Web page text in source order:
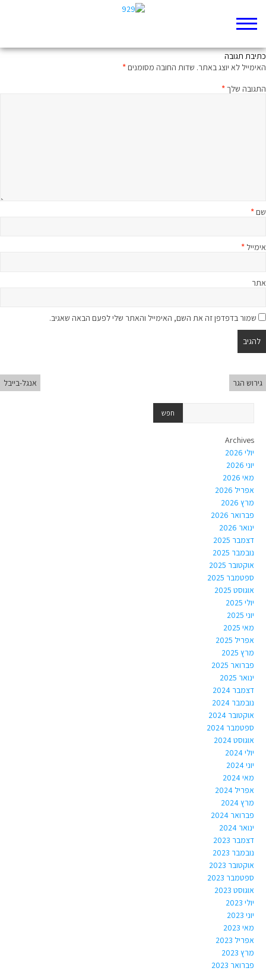
כתיבת תגובה
האימייל לא יוצג באתר. שדות החובה מסומנים*
התגובה שלך*
שם*
אימייל *
אתר
שמור בדפדפן זה את השם, האימייל והאתר שלי לפעם הבאה שאגיב.
גירוש הגר אנגל-בייבל
Archives
יולי 2026
יוני 2026
מאי 2026
אפריל 2026
מרץ 2026
פברואר 2026
ינואר 2026
דצמבר 2025
נובמבר 2025
אוקטובר 2025
ספטמבר 2025
אוגוסט 2025
יולי 2025
יוני 2025
מאי 2025
אפריל 2025
מרץ 2025
פברואר 2025
ינואר 2025
דצמבר 2024
נובמבר 2024
אוקטובר 2024
ספטמבר 2024
אוגוסט 2024
יולי 2024
יוני 2024
מאי 2024
אפריל 2024
מרץ 2024
פברואר 2024
ינואר 2024
דצמבר 2023
נובמבר 2023
אוקטובר 2023
ספטמבר 2023
אוגוסט 2023
יולי 2023
יוני 2023
מאי 2023
אפריל 2023
מרץ 2023
פברואר 2023